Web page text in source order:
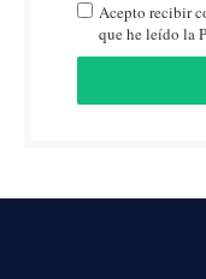
Acepto recibir
que he leído la